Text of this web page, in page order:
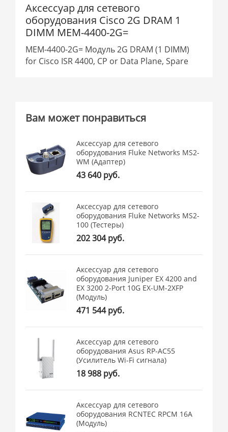
Аксессуар для сетевого
оборудования Cisco 2G DRAM 1
DIMM MEM-4400-2G=
MEM-4400-2G= Модуль 2G DRAM (1 DIMM)
for Cisco ISR 4400, CP or Data Plane, Spare
Вам может понравиться
Аксессуар для сетевого
оборудования Fluke Networks MS2-
WM (Адаптер)
43 640 руб.
Аксессуар для сетевого
оборудования Fluke Networks MS2-
100 (Тестеры)
202 304 руб.
Аксессуар для сетевого
оборудования Juniper EX 4200 and
EX 3200 2-Port 10G EX-UM-2XFP
(Модуль)
471 544 руб.
Аксессуар для сетевого
оборудования Asus RP-AC55
(Усилитель Wi-Fi сигнала)
18 988 руб.
Аксессуар для сетевого
оборудования RCNTEC RPCM 16A
(Модуль)